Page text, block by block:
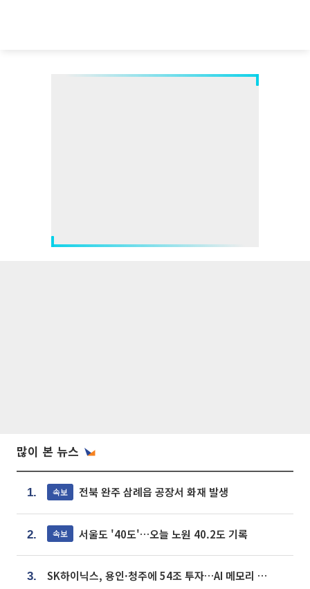
많이 본 뉴스
1. 속보 전북 완주 삼례읍 공장서 화재 발생
2. 속보 서울도 '40도'…오늘 노원 40.2도 기록
3. SK하이닉스, 용인·청주에 54조 투자…AI 메모리 생산기지 키운다